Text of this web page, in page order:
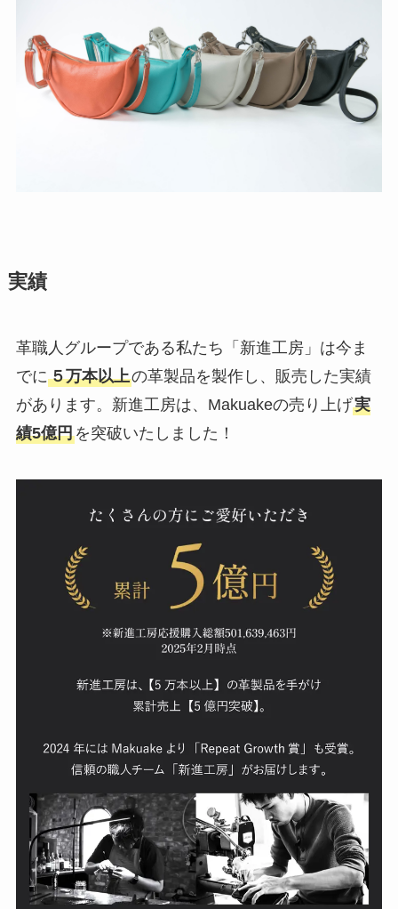
実績
革職人グループである私たち「新進工房」は今ま
でに５万本以上の革製品を製作し、販売した実績
があります。新進工房は、Makuakeの売り上げ実
績5億円を突破いたしました！